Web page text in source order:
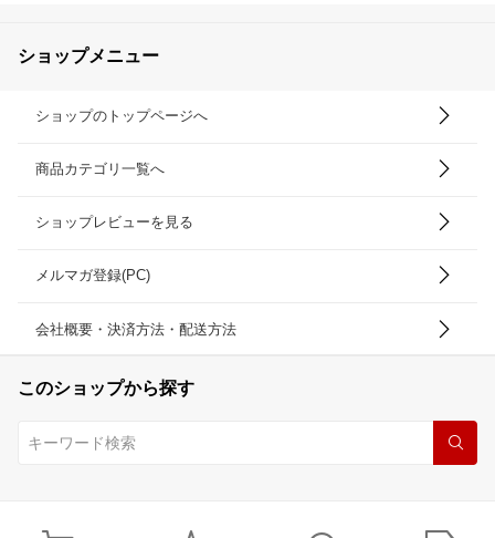
ショップメニュー
ショップのトップページへ
商品カテゴリ一覧へ
ショップレビューを見る
メルマガ登録(PC)
会社概要・決済方法・配送方法
このショップから探す